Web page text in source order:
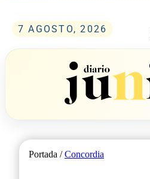
7 AGOSTO, 2026
Portada /Concordia